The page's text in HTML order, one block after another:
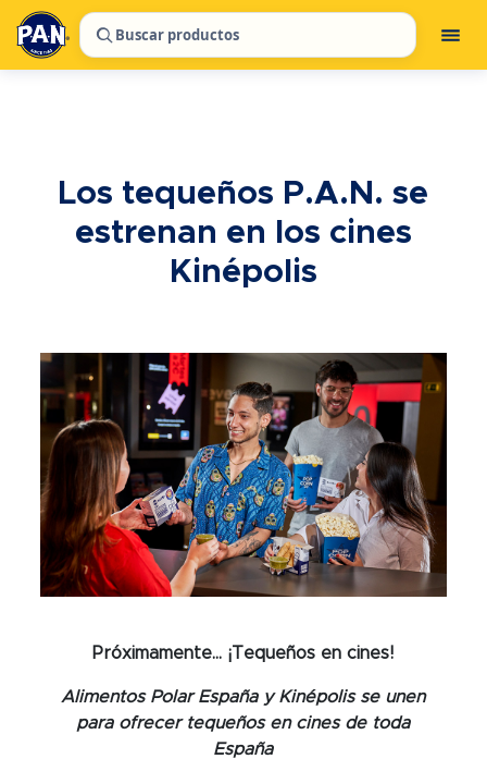
Buscar productos
Los tequeños P.A.N. se
estrenan en los cines
Kinépolis
Próximamente… ¡Tequeños en cines!
Alimentos Polar España y Kinépolis se unen
para ofrecer tequeños en cines de toda
España